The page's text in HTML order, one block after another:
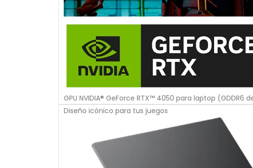
GPU NVIDIA® GeForce RTX™ 4050 para laptop (GDDR6
Diseño icónico para tus juegos